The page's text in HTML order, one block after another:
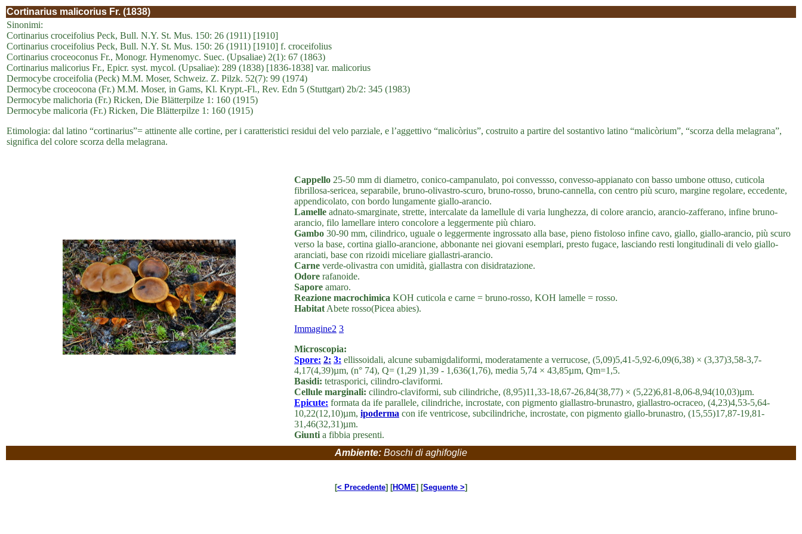
Cortinarius malicorius Fr. (1838)
Sinonimi:
Cortinarius croceifolius Peck, Bull. N.Y. St. Mus. 150: 26 (1911) [1910]
Cortinarius croceifolius Peck, Bull. N.Y. St. Mus. 150: 26 (1911) [1910] f. croceifolius
Cortinarius croceoconus Fr., Monogr. Hymenomyc. Suec. (Upsaliae) 2(1): 67 (1863)
Cortinarius malicorius Fr., Epicr. syst. mycol. (Upsaliae): 289 (1838) [1836-1838] var. malicorius
Dermocybe croceifolia (Peck) M.M. Moser, Schweiz. Z. Pilzk. 52(7): 99 (1974)
Dermocybe croceocona (Fr.) M.M. Moser, in Gams, Kl. Krypt.-Fl., Rev. Edn 5 (Stuttgart) 2b/2: 345 (1983)
Dermocybe malichoria (Fr.) Ricken, Die Blätterpilze 1: 160 (1915)
Dermocybe malicoria (Fr.) Ricken, Die Blätterpilze 1: 160 (1915)
Etimologia: dal latino “cortinarius”= attinente alle cortine, per i caratteristici residui del velo parziale, e l’aggettivo “malicòrius”, costruito a partire del sostantivo latino “malicòrium”, “scorza della melagrana”,
significa del colore scorza della melagrana.
Cappello 25-50 mm di diametro, conico-campanulato, poi convessso, convesso-appianato con basso umbone ottuso, cuticola
fibrillosa-sericea, separabile, bruno-olivastro-scuro, bruno-rosso, bruno-cannella, con centro più scuro, margine regolare, eccedente,
appendicolato, con bordo lungamente giallo-arancio.
Lamelle adnato-smarginate, strette, intercalate da lamellule di varia lunghezza, di colore arancio, arancio-zafferano, infine bruno-
arancio, filo lamellare intero concolore a leggermente più chiaro.
Gambo 30-90 mm, cilindrico, uguale o leggermente ingrossato alla base, pieno fistoloso infine cavo, giallo, giallo-arancio, più scuro
verso la base, cortina giallo-arancione, abbonante nei giovani esemplari, presto fugace, lasciando resti longitudinali di velo giallo-
aranciati, base con rizoidi miceliare giallastri-arancio.
Carne verde-olivastra con umidità, giallastra con disidratazione.
Odore rafanoide.
Sapore amaro.
Reazione macrochimica KOH cuticola e carne = bruno-rosso, KOH lamelle = rosso.
Habitat Abete rosso(Picea abies).
Immagine2 3
Microscopia:
Spore: 2: 3: ellissoidali, alcune subamigdaliformi, moderatamente a verrucose, (5,09)5,41-5,92-6,09(6,38) × (3,37)3,58-3,7-
4,17(4,39)µm, (n° 74), Q= (1,29 )1,39 - 1,636(1,76), media 5,74 × 43,85µm, Qm=1,5.
Basidi: tetrasporici, cilindro-claviformi.
Cellule marginali: cilindro-claviformi, sub cilindriche, (8,95)11,33-18,67-26,84(38,77) × (5,22)6,81-8,06-8,94(10,03)µm.
Epicute: formata da ife parallele, cilindriche, incrostate, con pigmento giallastro-brunastro, giallastro-ocraceo, (4,23)4,53-5,64-
10,22(12,10)µm, ipoderma con ife ventricose, subcilindriche, incrostate, con pigmento giallo-brunastro, (15,55)17,87-19,81-
31,46(32,31)µm.
Giunti a fibbia presenti.
Ambiente: Boschi di aghifoglie
[< Precedente] [HOME] [Seguente >]